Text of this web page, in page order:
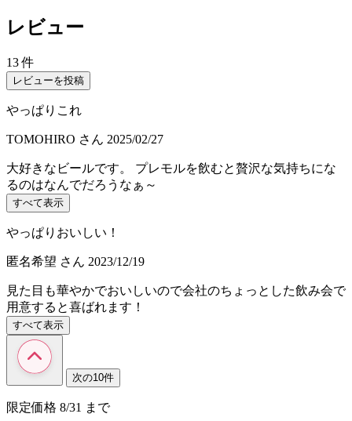
レビュー
13 件
レビューを投稿
やっぱりこれ
TOMOHIRO さん 2025/02/27
大好きなビールです。 プレモルを飲むと贅沢な気持ちにな
るのはなんでだろうなぁ～
すべて表示
やっぱりおいしい！
匿名希望 さん 2023/12/19
見た目も華やかでおいしいので会社のちょっとした飲み会で
用意すると喜ばれます！
すべて表示
次の10件
限定価格 8/31 まで